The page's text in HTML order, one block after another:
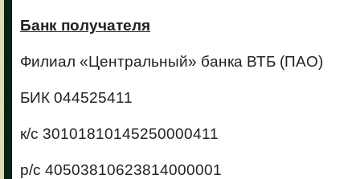
Банк получателя
Филиал «Центральный» банка ВТБ (ПАО)
БИК 044525411
к/с 30101810145250000411
р/с 40503810623814000001